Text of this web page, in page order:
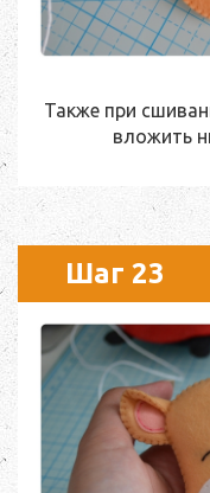
Также при
вложить
Шаг 23